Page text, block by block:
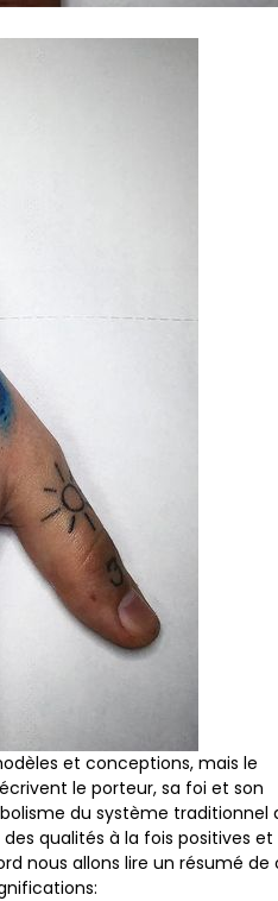
et conceptions, mais le
le porteur, sa foi et son
du système traditionnel
qualités à la fois positives et
nous allons lire un résumé de